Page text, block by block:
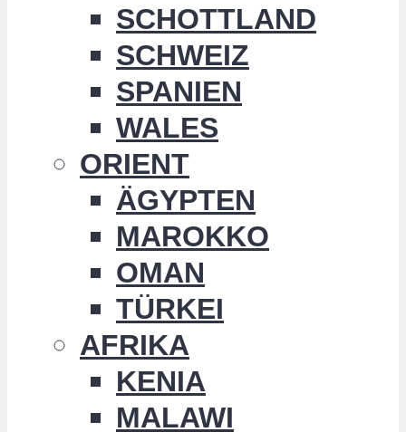
SCHOTTLAND
SCHWEIZ
SPANIEN
WALES
ORIENT
ÄGYPTEN
MAROKKO
OMAN
TÜRKEI
AFRIKA
KENIA
MALAWI